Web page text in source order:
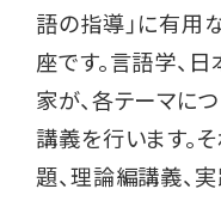
語の指導」に有用
座です。言語学、
家が、各テーマに
講義を行います。
題、理論編講義、